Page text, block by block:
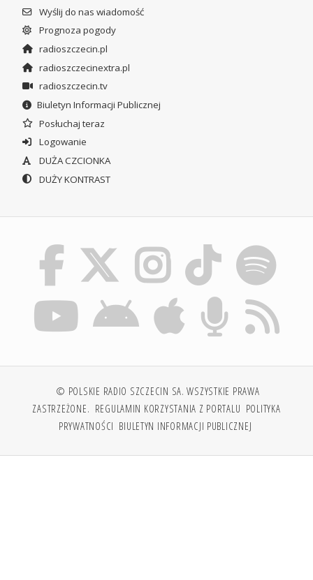
Wyślij do nas wiadomość
Prognoza pogody
radioszczecin.pl
radioszczecinextra.pl
radioszczecin.tv
Biuletyn Informacji Publicznej
Posłuchaj teraz
Logowanie
DUŻA CZCIONKA
DUŻY KONTRAST
© POLSKIE RADIO SZCZECIN SA. WSZYSTKIE PRAWA
ZASTRZEŻONE. REGULAMIN KORZYSTANIA Z PORTALU POLITYKA
PRYWATNOŚCI BIULETYN INFORMACJI PUBLICZNEJ